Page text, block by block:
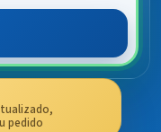
pedido